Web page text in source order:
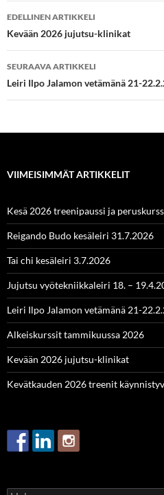
Artikkelien
selaus
EDELLINEN ARTIKKELI
Kevään 2026 jujutsu-klinikat
SEURAAVA ARTIKKELI
Leiri Ilpo Jalamon vetämänä 21-
VIIMEISIMMÄT ARTIKKELIT
Kesä 2026 treenipaussi ja
Reigando Budo kesäleiri 31.7.2026
Tai chi kesäleiri 3.7.2026
Jujutsu vyötekniikkaleiri 18. –
Leiri Ilpo Jalamon vetämänä 21-
Alkeiskurssit tammikuussa 2026
Kevään 2026 jujutsu-klinikat
Kevätkauden 2026 treenit